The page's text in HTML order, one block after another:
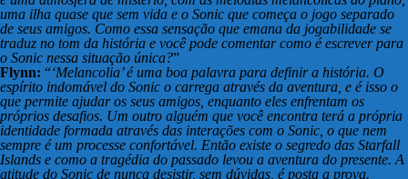
uma ilha quase que sem vida e o Sonic que começa o jogo separado
de seus amigos. Como essa sensação que emana da jogabilidade se
traduz no tom da história e você pode comentar como é escrever para
o Sonic nessa situação única?”
Flynn: “‘Melancolia’ é uma boa palavra para definir a história. O
espírito indomável do Sonic o carrega através da aventura, e é isso o
que permite ajudar os seus amigos, enquanto eles enfrentam os
próprios desafios. Um outro alguém que você encontra terá a própria
identidade formada através das interações com o Sonic, o que nem
sempre é um processe confortável. Então existe o segredo das Starfall
Islands e como a tragédia do passado levou a aventura do presente. A
atitude do Sonic de nunca desistir, sem dúvidas, é posta a prova.